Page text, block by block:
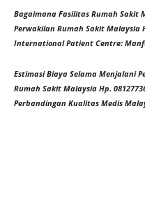
Bagaimana Fasilitas Rumah Sakit
Perwakilan Rumah Sakit Malaysia
International Patient Centre:
Estimasi Biaya Selama Menjalani
Rumah Sakit Malaysia Hp.
Perbandingan Kualitas Medis